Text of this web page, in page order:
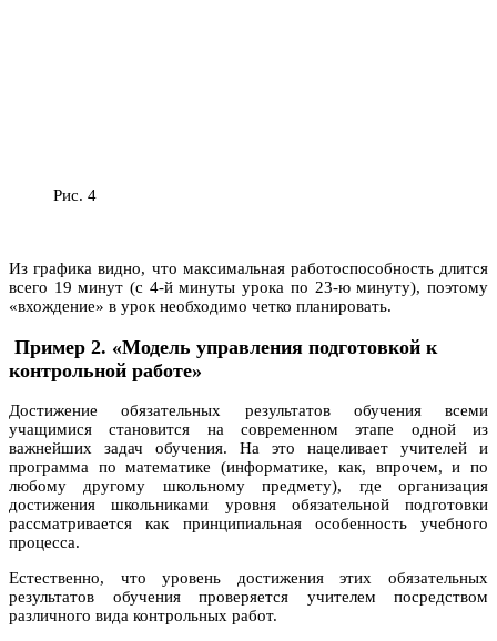
Рис. 4
Из графика видно, что максимальная работоспособность длится
всего 19 минут (с 4-й минуты урока по 23-ю минуту), поэтому
«вхождение» в урок необходимо четко планировать.
Пример 2. «Модель управления подготовкой к
контрольной работе»
Достижение обязательных результатов обучения всеми
учащимися становится на современном этапе одной из
важнейших задач обучения. На это нацеливает учителей и
программа по математике (информатике, как, впрочем, и по
любому другому школьному предмету), где организация
достижения школьниками уровня обязательной подготовки
рассматривается как принципиальная особенность учебного
процесса.
Естественно, что уровень достижения этих обязательных
результатов обучения проверяется учителем посредством
различного вида контрольных работ.